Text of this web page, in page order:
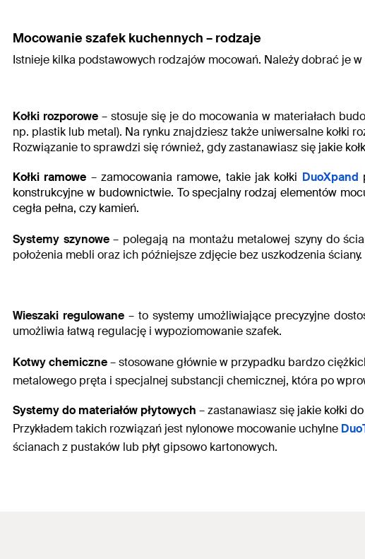
Mocowanie szafek kuchennych – rodzaje
Istnieje kilka podstawowych rodzajów mocowań. Należy dobrać je
Kołki rozporowe– stosuje się je do mocowania w materiałach
np. plastik lub metal). Na rynku znajdziesz także uniwersalne kołki
Rozwiązanie to sprawdzi się również, gdy zastanawiasz się jakie
Kołki ramowe – zamocowania ramowe, takie jak kołki DuoXpand
konstrukcyjne w budownictwie. To specjalny rodzaj elementów
cegła pełna, czy kamień.
Systemy szynowe – polegają na montażu metalowej szyny do
położenia mebli oraz ich późniejsze zdjęcie bez uszkodzenia ściany.
Wieszaki regulowane – to systemy umożliwiające precyzyjne
umożliwia łatwą regulację i wypoziomowanie szafek.
Kotwy chemiczne– stosowane głównie w przypadku bardzo
metalowego pręta i specjalnej substancji chemicznej, która po
Systemy do materiałów płytowych – zastanawiasz się jakie kołki
Przykładem takich rozwiązań jest nylonowe mocowanie uchylne
ścianach z pustaków lub płyt gipsowo kartonowych.